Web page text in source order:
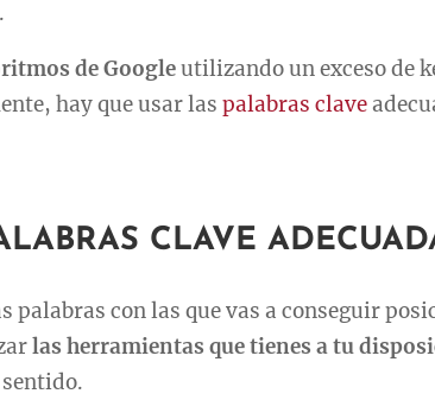
de Googleutilizando un exceso de
hay que usar las palabras clave
CLAVE
palabras con las que vas a conseguir
las herramientas que tienes a tu